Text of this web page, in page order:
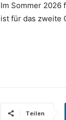
Im Sommer 2026
ist für das zweite
Teilen